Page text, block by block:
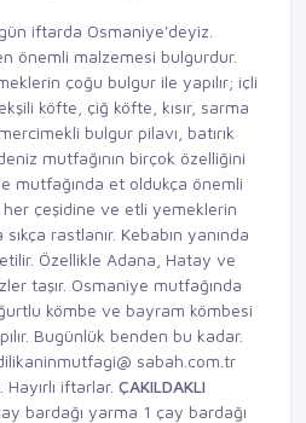
iftarda Osmaniye'deyiz.
önemli malzemesi bulgurdur.
çoğu bulgur ile yapılır; içli
köfte, çiğ köfte, kısır, sarma
bulgur pilavı, batırık
mutfağının birçok özelliğini
mutfağında et oldukça önemli
her çeşidine ve etli yemeklerin
rastlanır. Kebabın yanında
Özellikle Adana, Hatay ve
taşır. Osmaniye mutfağında
kömbe ve bayram kömbesi
Bugünlük benden bu kadar.
sabah.com.tr
iftarlar. ÇAKILDAKLI
bardağı yarma 1 çay bardağı